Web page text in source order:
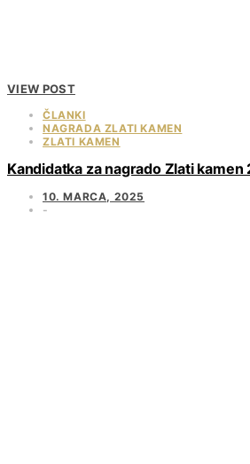
VIEW POST
ČLANKI
NAGRADA ZLATI KAMEN
ZLATI KAMEN
Kandidatka za nagrado Zlati
10. MARCA, 2025